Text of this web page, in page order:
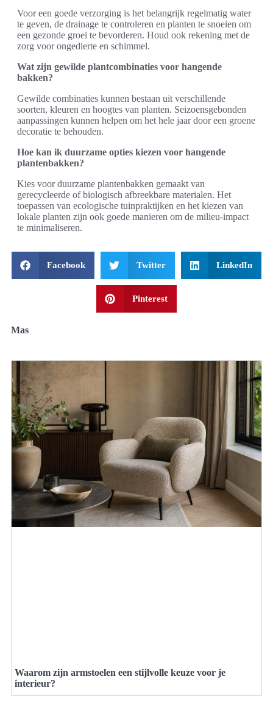
Voor een goede verzorging is het belangrijk regelmatig water
te geven, de drainage te controleren en planten te snoeien om
een gezonde groei te bevorderen. Houd ook rekening met de
zorg voor ongedierte en schimmel.
Wat zijn gewilde plantcombinaties voor hangende
bakken?
Gewilde combinaties kunnen bestaan uit verschillende
soorten, kleuren en hoogtes van planten. Seizoensgebonden
aanpassingen kunnen helpen om het hele jaar door een groene
decoratie te behouden.
Hoe kan ik duurzame opties kiezen voor hangende
plantenbakken?
Kies voor duurzame plantenbakken gemaakt van
gerecycleerde of biologisch afbreekbare materialen. Het
toepassen van ecologische tuinpraktijken en het kiezen van
lokale planten zijn ook goede manieren om de milieu-impact
te minimaliseren.
Facebook Twitter LinkedIn
Pinterest
Mas
Waarom zijn armstoelen een stijlvolle keuze voor je
interieur?